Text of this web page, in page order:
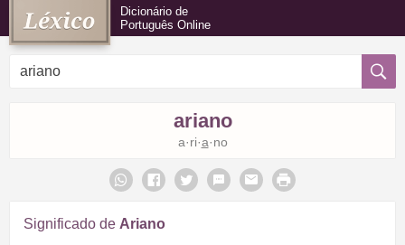
Dicionário de
Português Online
ariano
a·ri·a·no
Significado de Ariano